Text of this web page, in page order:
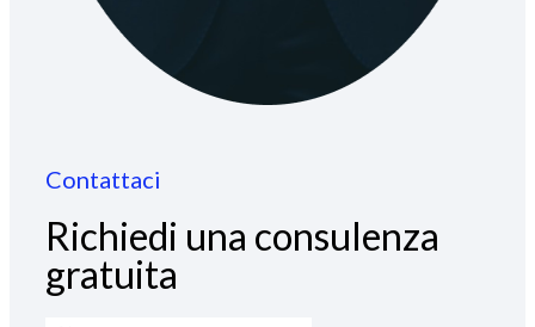
Contattaci
Richiedi una consulenza
gratuita